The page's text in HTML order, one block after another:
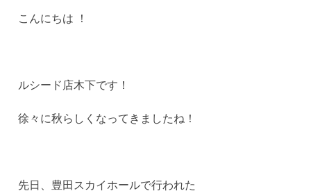
こんにちは ！
ルシード店木下です！
徐々に秋らしくなってきましたね！
先日、豊田スカイホールで行われた